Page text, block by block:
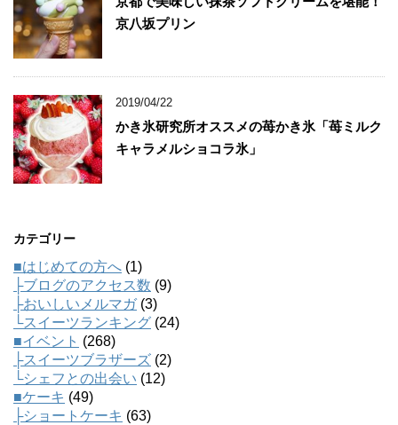
京八坂プリン
2019/04/22
かき氷研究所オススメの苺かき氷「苺ミルク
キャラメルショコラ氷」
カテゴリー
■はじめての方へ (1)
├ブログのアクセス数 (9)
├おいしいメルマガ(3)
└スイーツランキング (24)
■イベント (268)
├スイーツブラザーズ (2)
└シェフとの出会い (12)
■ケーキ (49)
├ショートケーキ (63)